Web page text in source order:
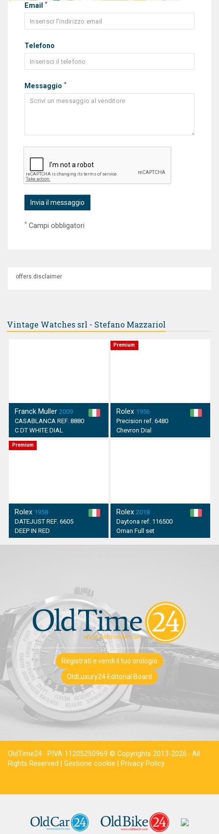
Email*
Telefono
Messaggio*
* Campi obbligatori
offers.disclaimer
Vintage Watches srl - Stefano Mazzariol
Franck Muller2009
CASABLANCA REF. 8880
C DT WHITE DIAL
Premium
Rolex 1956
Precision ref. 6480
Chevron Dial
Premium
Rolex 1958
DATEJUST REF. 6605
DEEP IN RED
Rolex2018
Daytona ref. 116500
Oman Full set
Registrati e vendi il tuo orologio
OldLuxury24 Editorial Board
OldTime24 · P.IVA 11205250969 © Copyrights 2013-2026 · All
Rights Reserved | Gestione cookie | Privacy Policy